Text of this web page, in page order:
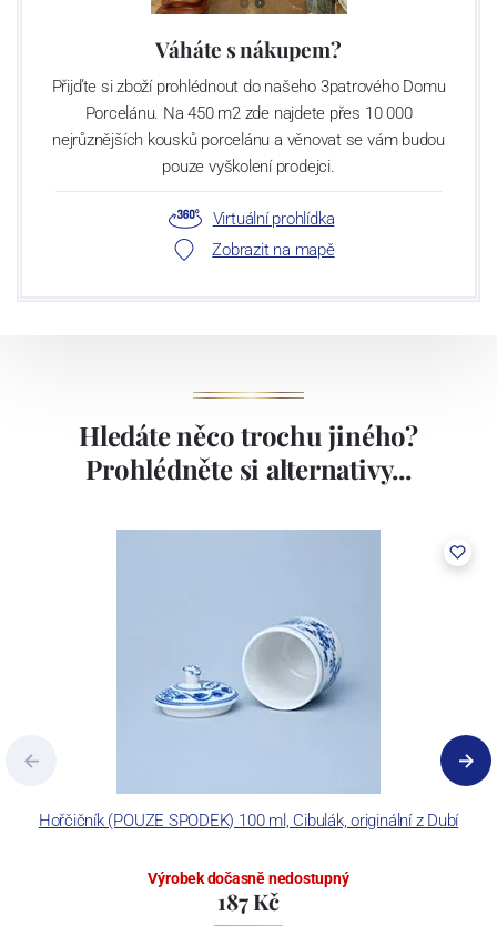
Váháte s nákupem?
Přijďte si zboží prohlédnout do našeho 3patrového Domu
Porcelánu. Na 450 m2 zde najdete přes 10 000
nejrůznějších kousků porcelánu a věnovat se vám budou
pouze vyškolení prodejci.
Virtuální prohlídka
Zobrazit na mapě
Hledáte něco trochu jiného?
Prohlédněte si alternativy...
Hořčičník (POUZE SPODEK) 100 ml, Cibulák, originální z Dubí
Výrobek dočasně nedostupný
187 Kč